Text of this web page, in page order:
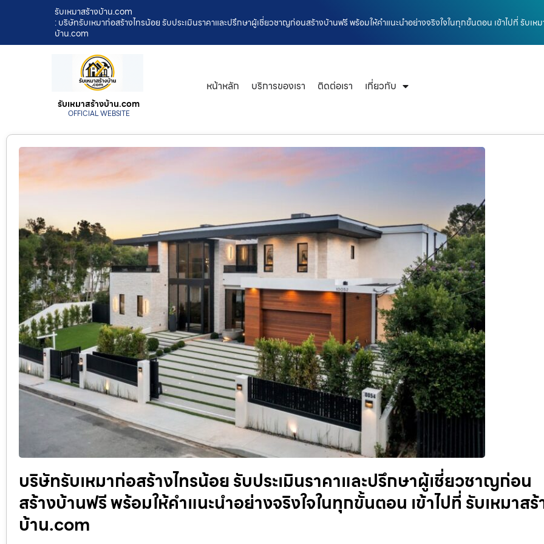
รับเหมาสร้างบ้าน.com
: บริษัทรับเหมาก่อสร้างไทรน้อย รับประเมินราคาและปรึกษาผู้เชี่ยวชาญก่อนสร้างบ้านฟรี พร้อมให้คำแนะนำอย่างจริงใจในทุกขั้นตอน เข้าไปที่ รับเหม
บ้าน.com
รับเหมาสร้างบ้าน.com
OFFICIAL WEBSITE
หน้าหลัก บริการของเรา ติดต่อเรา เกี่ยวกับ
บริษัทรับเหมาก่อสร้างไทรน้อย รับประเมินราคาและปรึกษาผู้เชี่ยวชาญก่อน
สร้างบ้านฟรี พร้อมให้คำแนะนำอย่างจริงใจในทุกขั้นตอน เข้าไปที่ รับเหมาสร้
บ้าน.com